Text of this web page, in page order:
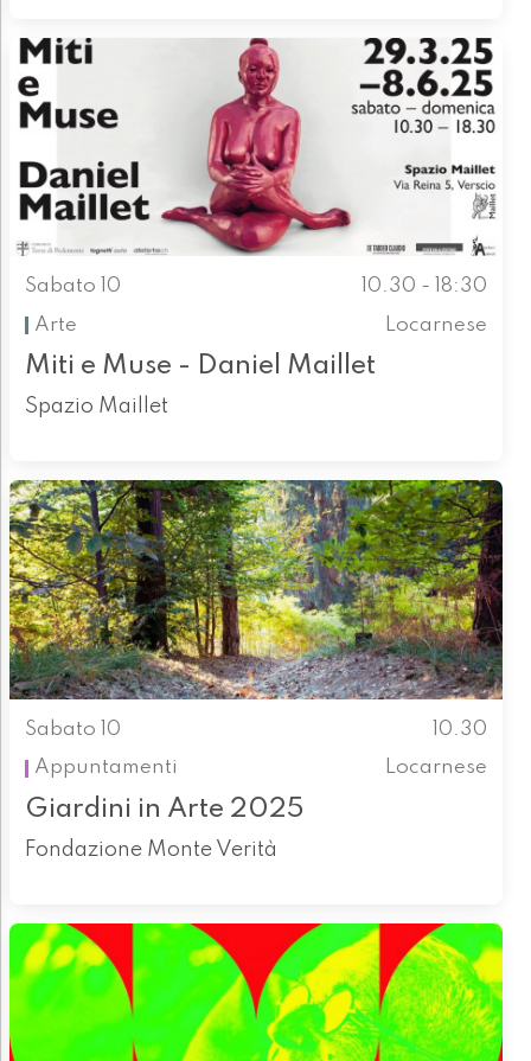
Sabato 10
10.30 - 18:30
Arte
Locarnese
Miti e Muse - Daniel Maillet
Spazio Maillet
Sabato 10
10.30
Appuntamenti
Locarnese
Giardini in Arte 2025
Fondazione Monte Verità